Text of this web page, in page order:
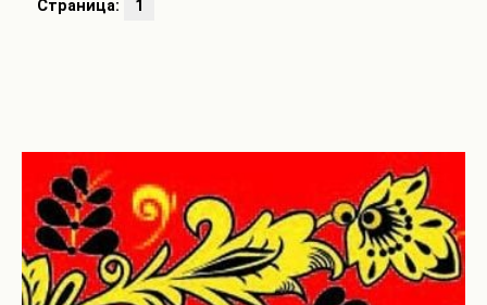
Страница:
1